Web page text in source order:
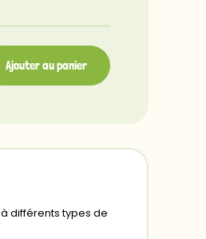
Ajouter au panier
différents types de